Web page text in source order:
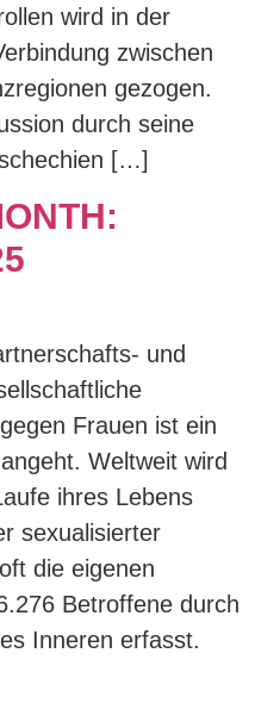
wird in der
zwischen
gezogen.
durch seine
[…]
und
Frauen ist ein
Weltweit wird
ihres Lebens
sexualisierter
die eigenen
Betroffene durch
Inneren erfasst.